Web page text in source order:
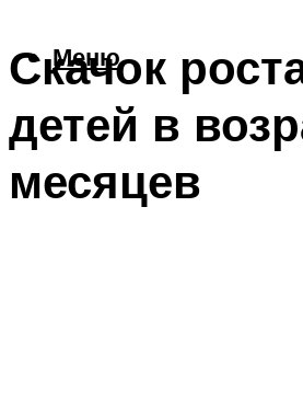
Меню
Скачок
детей в
месяцев